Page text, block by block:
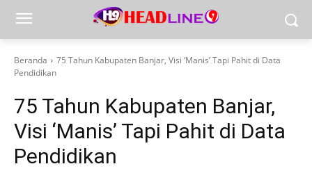
Beranda
75 Tahun Kabupaten Banjar, Visi ‘Manis’ Tapi Pahit di Data
Pendidikan
75 Tahun Kabupaten Banjar,
Visi ‘Manis’ Tapi Pahit di Data
Pendidikan